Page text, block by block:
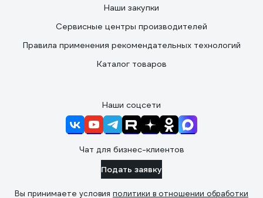
Наши закупки
Сервисные центры производителей
Правила применения рекомендательных технологий
Каталог товаров
Наши соцсети
Чат для бизнес-клиентов
Подать заявку
Вы принимаете условия политики в отношении обработки